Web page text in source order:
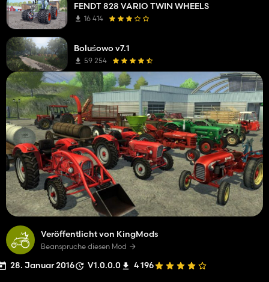
Veröffentlicht von KingMods
Beanspruche diesen Mod
28. Januar 2016 V1.0.0.0 4 196
FENDT 828 VARIO TWIN WHEELS
16 414
Boluśowo v7.1
59 254